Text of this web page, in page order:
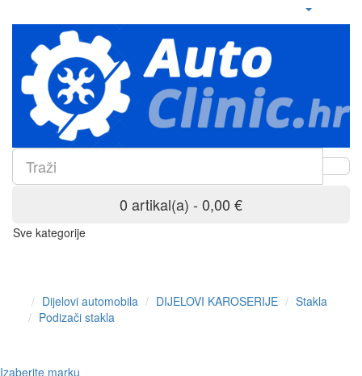
0 artikal(a) - 0,00 €
Sve kategorije
Dijelovi automobila DIJELOVI KAROSERIJE
Stakla
Podizači stakla
Izaberite marku